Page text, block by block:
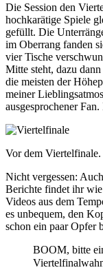
Die Session den
hochkarätige Spiele
gefüllt. Die
im Oberrang fanden
vier Tische
Mitte steht, dazu
die meisten der
meiner
ausgesprochener
Vor dem
Nicht vergessen:
Berichte findet ihr
Videos aus dem
es unbequem, den
schon ein paar Opfer
BOOM, bitte